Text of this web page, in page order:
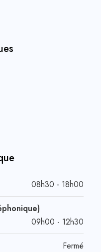
08h30 - 18h00
09h00 - 12h30
Fermé